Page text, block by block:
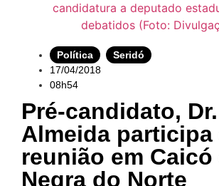
Política
Seridó
17/04/2018
08h54
Pré-candidato,
Almeida participa
reunião em Caicó
Negra do Norte